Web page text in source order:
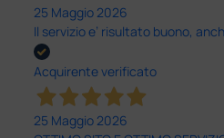
25 Maggio 2026
Il servizio e’ risultato buono,
Acquirente verificato
25 Maggio 2026